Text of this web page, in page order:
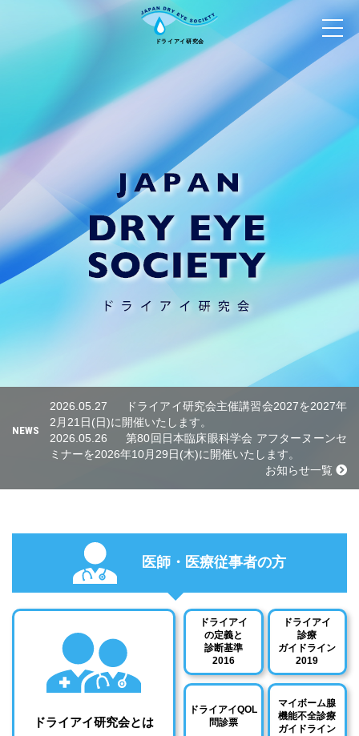
NEWS
2026.05.27
ドライアイ研究会主催講習会2027を2027年
2月21日(日)に開催いたします。
2026.05.26
第80回日本臨床眼科学会 アフターヌーンセ
ミナーを2026年10月29日(木)に開催いたします。
お知らせ一覧
医師・医療従事者の方
ドライアイ研究会とは
ドライアイ
の定義と
診断基準
2016
ドライアイ
診療
ガイドライン
2019
ドライアイQOL
問診票
マイボーム腺
機能不全診療
ガイドライン